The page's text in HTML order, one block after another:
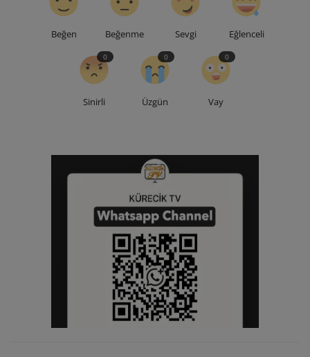
Beğen Beğenme Sevgi Eğlenceli
Sinirli
0
Üzgün
0
Vay
0